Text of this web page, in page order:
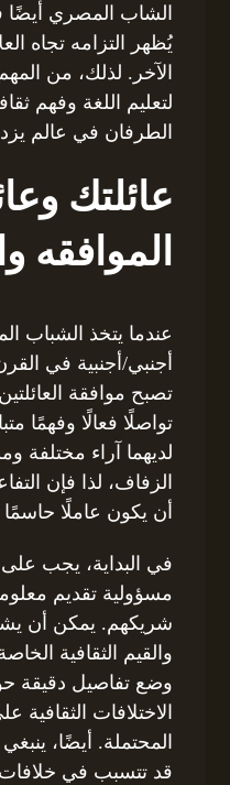
الشاب المصري أيضًا
يُظهر التزامه تجاه
الآخر. لذلك، من
لتعليم اللغة وفهم
الطرفان في عالم
عائلتك
الموافقه
عندما يتخذ الشباب
أجنبي/أجنبية في
تصبح موافقة
تواصلًا فعالًا وفهمًا
لديهما آراء مختلفة
الزفاف، لذا فإن
أن يكون عاملًا حاسمًا
في البداية، يجب
مسؤولية تقديم
شريكهم. يمكن أن
والقيم الثقافية
وضع تفاصيل دقيقة
الاختلافات الثقافية
المحتملة. أيضًا،
قد تتسبب في